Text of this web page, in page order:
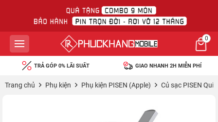
0
TRẢ GÓP 0% LÃI SUẤT GIAO NHANH 2H MIỄN PHÍ
Trang chủ Phụ kiện Phụ kiện PISEN (Apple) Củ sạc PISEN